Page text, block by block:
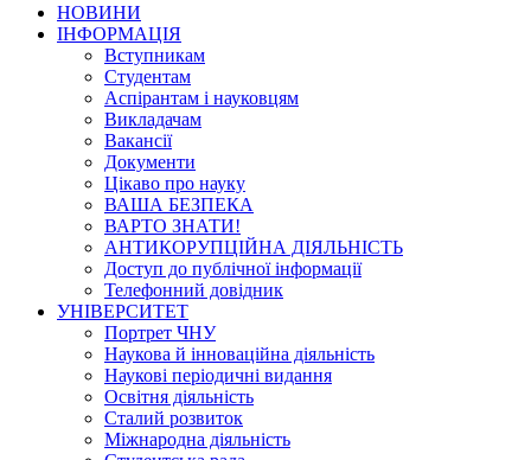
НОВИНИ
ІНФОРМАЦІЯ
Вступникам
Студентам
Аспірантам і науковцям
Викладачам
Вакансії
Документи
Цікаво про науку
ВАША БЕЗПЕКА
ВАРТО ЗНАТИ!
АНТИКОРУПЦІЙНА ДІЯЛЬНІСТЬ
Доступ до публічної інформації
Телефонний довідник
УНІВЕРСИТЕТ
Портрет ЧНУ
Наукова й інноваційна діяльність
Наукові періодичні видання
Освітня діяльність
Сталий розвиток
Міжнародна діяльність